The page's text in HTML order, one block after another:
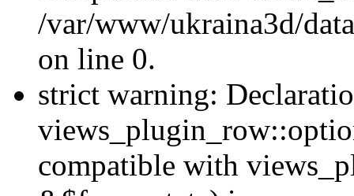
/var/www/ukraina3d/
on line 0.
strict warning:
compatible with